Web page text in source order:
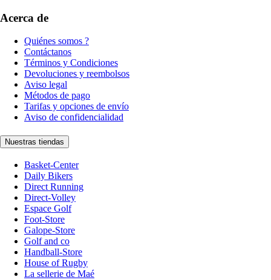
Acerca de
Quiénes somos ?
Contáctanos
Términos y Condiciones
Devoluciones y reembolsos
Aviso legal
Métodos de pago
Tarifas y opciones de envío
Aviso de confidencialidad
Nuestras tiendas
Basket-Center
Daily Bikers
Direct Running
Direct-Volley
Espace Golf
Foot-Store
Galope-Store
Golf and co
Handball-Store
House of Rugby
La sellerie de Maé